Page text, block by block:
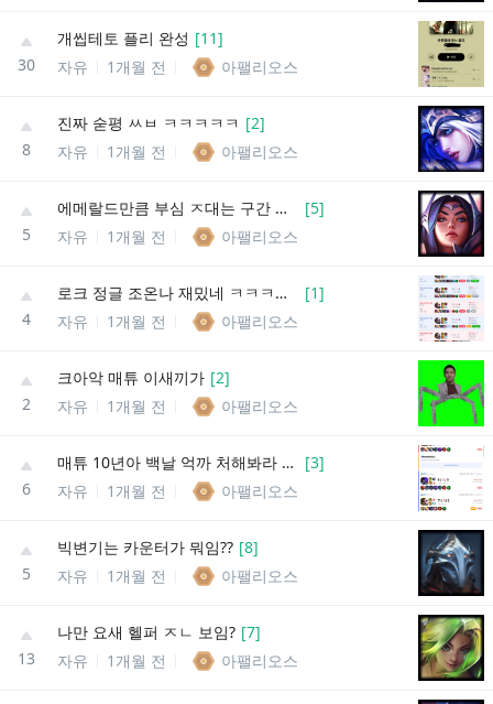
30
개씹테토 플리 완성 [11]
자유
1개월 전 아팰리오스
8
진짜 숟평 ㅆㅂ ㅋㅋㅋㅋㅋ [2]
자유
1개월 전 아팰리오스
5
에메랄드만큼 부심 ㅈ대는 구간 없는듯 [5]
자유
1개월 전 아팰리오스
4
로크 정글 조온나 재밌네 ㅋㅋㅋㅋㅋㅋ [1]
자유
1개월 전 아팰리오스
2
크아악 매튜 이새끼가 [2]
자유
1개월 전 아팰리오스
6
매튜 10년아 백날 억까 처해봐라 ㅋㅋㅋㅋㅋ [3]
자유
1개월 전 아팰리오스
5
빅변기는 카운터가 뭐임?? [8]
자유
1개월 전 아팰리오스
13
나만 요새 헬퍼 ㅈㄴ 보임? [7]
자유
1개월 전 아팰리오스